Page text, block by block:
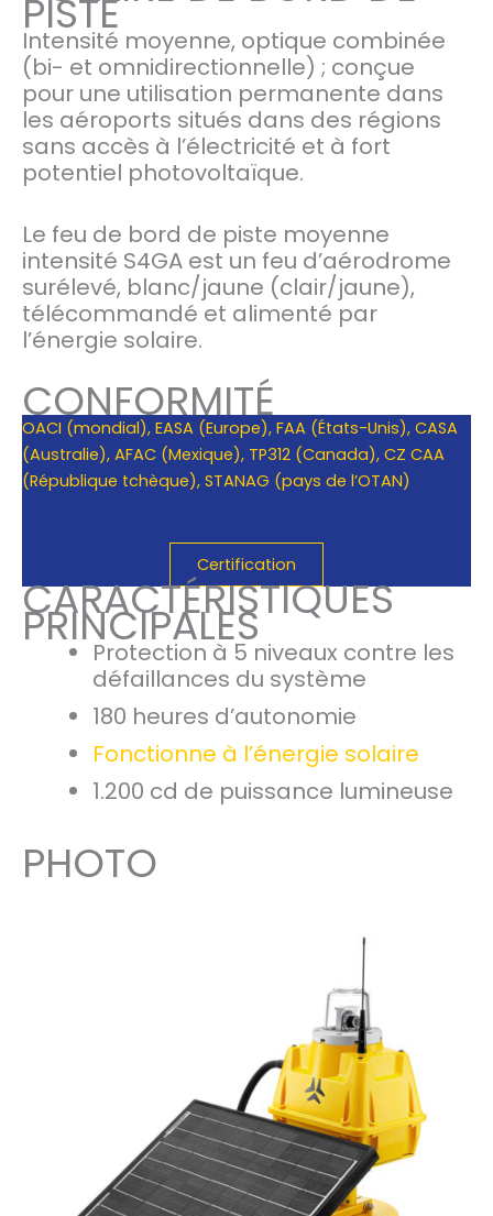
PISTE
Intensité moyenne, optique combinée
(bi- et omnidirectionnelle) ; conçue
pour une utilisation permanente dans
les aéroports situés dans des régions
sans accès à l’électricité et à fort
potentiel photovoltaïque.
Le feu de bord de piste moyenne
intensité S4GA est un feu d’aérodrome
surélevé, blanc/jaune (clair/jaune),
télécommandé et alimenté par
l’énergie solaire.
CONFORMITÉ
OACI (mondial), EASA (Europe), FAA (États-Unis), CASA
(Australie), AFAC (Mexique), TP312 (Canada), CZ CAA
(République tchèque), STANAG (pays de l’OTAN)
Certification
CARACTÉRISTIQUES
PRINCIPALES
Protection à 5 niveaux contre les
défaillances du système
180 heures d’autonomie
Fonctionne à l’énergie solaire
1.200 cd de puissance lumineuse
PHOTO